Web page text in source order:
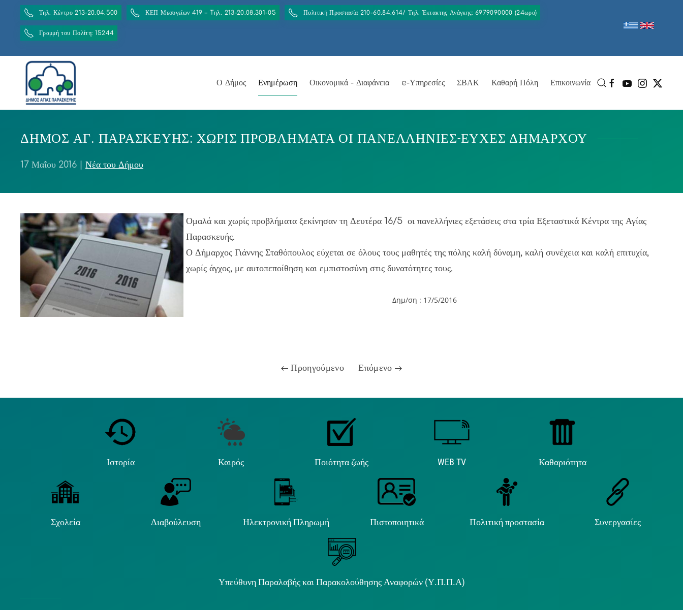
Τηλ. Κέντρο 213-20.04.500 ΚΕΠ Μεσογείων 419 – Tηλ. 213-20.08.301-05 Πολιτική Προστασία 210-60.84.614/ Τηλ. Έκτακτης Ανάγκης: 6979090000 (24ωρο)
Γραμμή του Πολίτη: 15244
Ο Δήμος Ενημέρωση Οικονομικά - Διαφάνεια e-Υπηρεσίες ΣΒΑΚ Καθαρή Πόλη Επικοινωνία
ΔΗΜΟΣ ΑΓ. ΠΑΡΑΣΚΕΥΗΣ: ΧΩΡΙΣ ΠΡΟΒΛΗΜΑΤΑ ΟΙ ΠΑΝΕΛΛΗΝΙΕΣ-ΕΥΧΕΣ ΔΗΜΑΡΧΟΥ
17 Μαΐου 2016 Νέα του Δήμου
Ομαλά και χωρίς προβλήματα ξεκίνησαν τη Δευτέρα 16/5 οι πανελλήνιες εξετάσεις στα τρία Εξεταστικά Κέντρα της Αγίας
Παρασκευής.
Ο Δήμαρχος Γιάννης Σταθόπουλος εύχεται σε όλους τους μαθητές της πόλης καλή δύναμη, καλή συνέχεια και καλή επιτυχία,
χωρίς άγχος, με αυτοπεποίθηση και εμπιστοσύνη στις δυνατότητες τους.
Δημ/ση : 17/5/2016
Προηγούμενο Επόμενο
Ιστορία Καιρός Ποιότητα ζωής WEB TV Καθαριότητα
Σχολεία Διαβούλευση Ηλεκτρονική Πληρωμή Πιστοποιητικά Πολιτική προστασία Συνεργασίες
Υπεύθυνη Παραλαβής και Παρακολούθησης Αναφορών (Υ.Π.Π.Α)